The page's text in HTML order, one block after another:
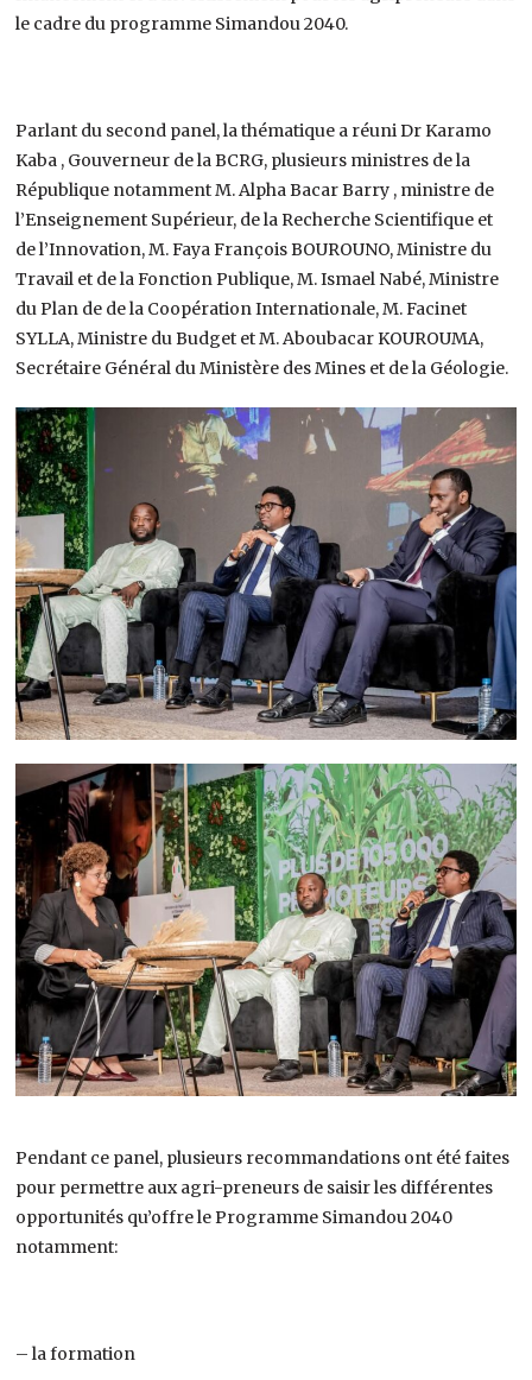
le cadre du programme Simandou 2040.
Parlant du second panel, la thématique a réuni Dr Karamo
Kaba , Gouverneur de la BCRG, plusieurs ministres de la
République notamment M. Alpha Bacar Barry , ministre de
l’Enseignement Supérieur, de la Recherche Scientifique et
de l’Innovation, M. Faya François BOUROUNO, Ministre du
Travail et de la Fonction Publique, M. Ismael Nabé, Ministre
du Plan de de la Coopération Internationale, M. Facinet
SYLLA, Ministre du Budget et M. Aboubacar KOUROUMA,
Secrétaire Général du Ministère des Mines et de la Géologie.
Pendant ce panel, plusieurs recommandations ont été faites
pour permettre aux agri-preneurs de saisir les différentes
opportunités qu’offre le Programme Simandou 2040
notamment:
– la formation